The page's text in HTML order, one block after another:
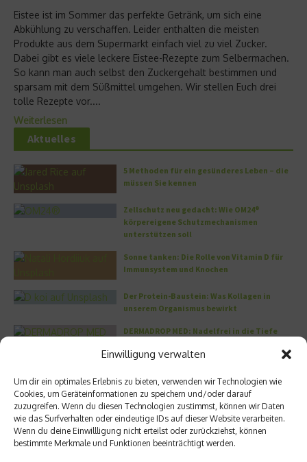
Einwilligung verwalten
Um dir ein optimales Erlebnis zu bieten, verwenden wir Technologien wie
Cookies, um Geräteinformationen zu speichern und/oder darauf
zuzugreifen. Wenn du diesen Technologien zustimmst, können wir Daten
wie das Surfverhalten oder eindeutige IDs auf dieser Website verarbeiten.
Wenn du deine Einwillligung nicht erteilst oder zurückziehst, können
bestimmte Merkmale und Funktionen beeinträchtigt werden.
Eistee ist im Sommer das perfekte Getränk, um sich eine
Abkühlung zu verschaffen. Leider enthalten die meisten
Produkte aus dem Supermarkt einfach viel zu viel Zucker.
Dabei gibt es viele leckere Eistee-Rezepte zum Selbermachen.
So kann man auch selbst den Zuckergehalt bestimmen und
sparsam mit dem Süßmittel umgehen. Wir stellen Euch drei
tolle Rezepte vor....
Weiterlesen
Aktuelles
5 Methoden für ein gesünderes Leben – die
müssen Sie kennen
Zellschutz neu gedacht: Wie OM24®
körpereigene Schutzmechanismen
unterstützen soll
Sonne tanken: Die Rolle von Vitamin D für
Immunsystem und Knochen
Der Protein-Baustein: Was Kollagen in
unserem Organismus bewirkt
DERMADROP MED: Nadelfrei in die Tiefe
Wo habe ich nur wieder meinen Kopf? – Das
Problem mit dem Gedächtnis